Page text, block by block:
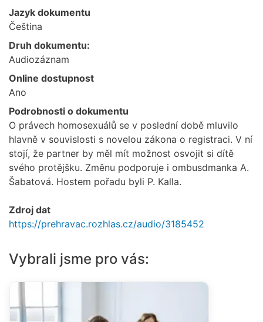
Jazyk dokumentu
Čeština
Druh dokumentu:
Audiozáznam
Online dostupnost
Ano
Podrobnosti o dokumentu
O právech homosexuálů se v poslední době mluvilo
hlavně v souvislosti s novelou zákona o registraci. V ní
stojí, že partner by měl mít možnost osvojit si dítě
svého protějšku. Změnu podporuje i ombusdmanka A.
Šabatová. Hostem pořadu byli P. Kalla.
Zdroj dat
https://prehravac.rozhlas.cz/audio/3185452
Vybrali jsme pro vás: